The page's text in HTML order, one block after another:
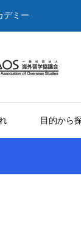
デミー
目的から